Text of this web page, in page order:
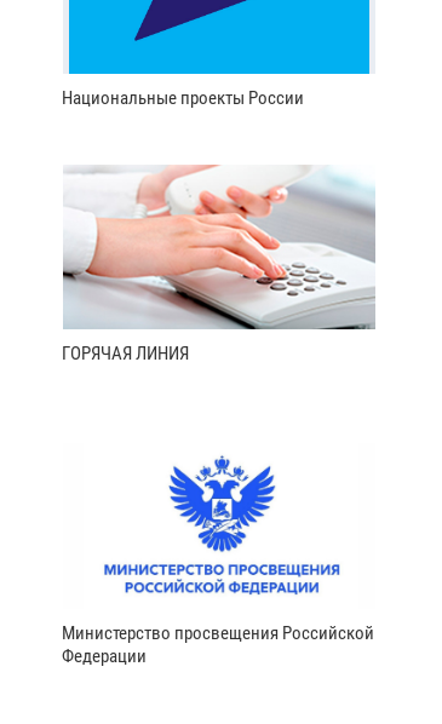
Национальные проекты России
ГОРЯЧАЯ ЛИНИЯ
Министерство просвещения Российской
Федерации